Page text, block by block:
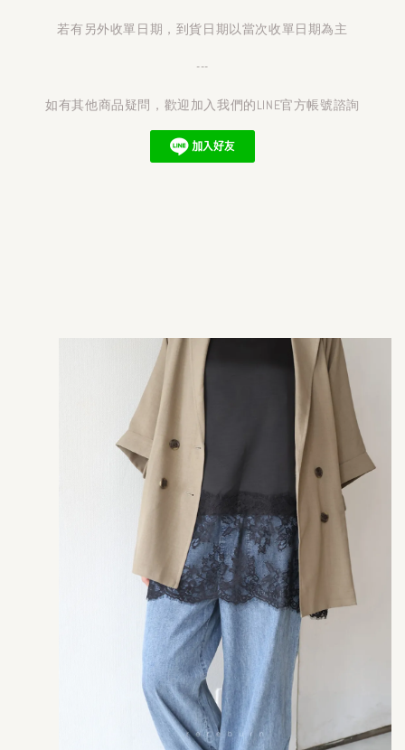
若有另外收單日期，到貨日期以當次收單日期為主
---
如有其他商品疑問，歡迎加入我們的LINE官方帳號諮詢